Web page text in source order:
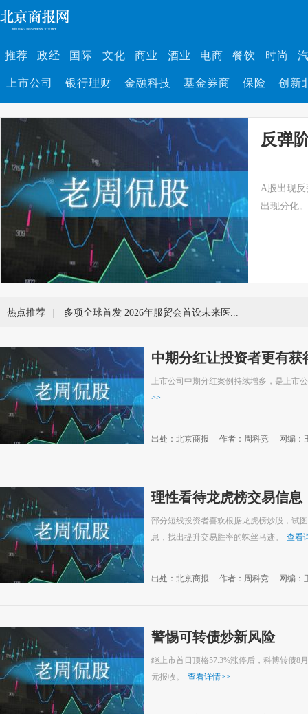
推荐 政经 国际 文化 商业 酒业 电商 餐饮 时尚
上市公司 银行理财 金融科技 基金券商 保险 创新
反弹
A股出现
出现分化。
热点推荐 |
中期分红让投资者更有获
上市公司中期分红案例持续增多，是上市
>>
出处：北京商报 作者：周科竞 网编：
理性看待龙虎榜交易信息
部分短线投资者喜欢根据龙虎榜炒股，试
息，找出提升交易胜率的蛛丝马迹。
查看
出处：北京商报 作者：周科竞 网编：
警惕可转债炒新风险
继上市首日顶格57.3%涨停后，科博转债8
元报收。
查看详情>>